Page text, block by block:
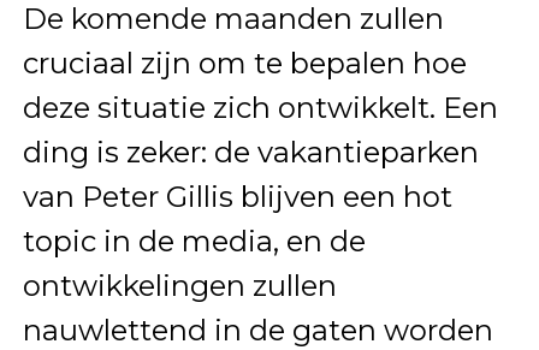
De komende maanden zullen
cruciaal zijn om te bepalen hoe
deze situatie zich ontwikkelt. Een
ding is zeker: de vakantieparken
van Peter Gillis blijven een hot
topic in de media, en de
ontwikkelingen zullen
nauwlettend in de gaten worden